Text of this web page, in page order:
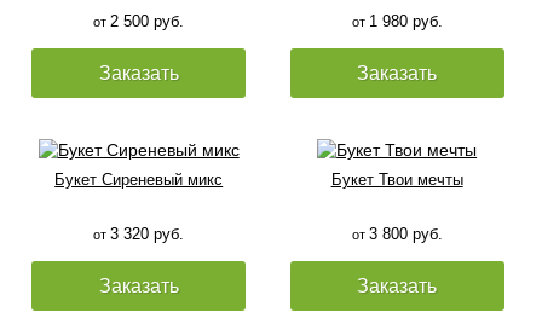
от 2 500 руб.
Заказать
от 1 980 руб.
Заказать
Букет Сиреневый микс
от3 320 руб.
Заказать
Букет Твои мечты
от 3 800 руб.
Заказать